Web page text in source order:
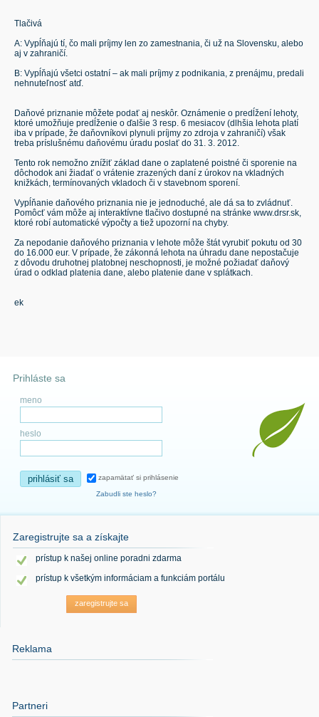
Tlačivá
A: Vypĺňajú tí, čo mali príjmy len zo zamestnania, či už na Slovensku, alebo
aj v zahraničí.
B: Vypĺňajú všetci ostatní – ak mali príjmy z podnikania, z prenájmu, predali
nehnuteľnosť atď.
Daňové priznanie môžete podať aj neskôr. Oznámenie o predĺžení lehoty,
ktoré umožňuje predĺženie o ďalšie 3 resp. 6 mesiacov (dlhšia lehota platí
iba v prípade, že daňovníkovi plynuli príjmy zo zdroja v zahraničí) však
treba príslušnému daňovému úradu poslať do 31. 3. 2012.
Tento rok nemožno znížiť základ dane o zaplatené poistné či sporenie na
dôchodok ani žiadať o vrátenie zrazených daní z úrokov na vkladných
knižkách, termínovaných vkladoch či v stavebnom sporení.
Vypĺňanie daňového priznania nie je jednoduché, ale dá sa to zvládnuť.
Pomôcť vám môže aj interaktívne tlačivo dostupné na stránke www.drsr.sk,
ktoré robí automatické výpočty a tiež upozorní na chyby.
Za nepodanie daňového priznania v lehote môže štát vyrubiť pokutu od 30
do 16.000 eur. V prípade, že zákonná lehota na úhradu dane nepostačuje
z dôvodu druhotnej platobnej neschopnosti, je možné požiadať daňový
úrad o odklad platenia dane, alebo platenie dane v splátkach.
ek
Prihláste sa
meno
heslo
prihlásiť sa zapamätať si prihlásenie
Zabudli ste heslo?
Zaregistrujte sa a získajte
prístup k našej online poradni zdarma
prístup k všetkým informáciam a funkciám portálu
zaregistrujte sa
Reklama
Partneri